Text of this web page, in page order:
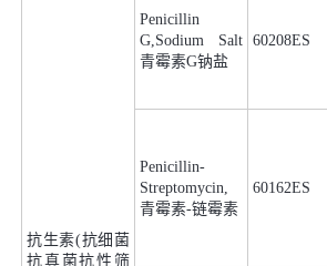
抗生素(抗细菌
抗真菌抗性筛
Penicillin
G,Sodium Salt
青霉素G钠盐
60208ES
Penicillin-
Streptomycin,
青霉素-链霉素
60162ES